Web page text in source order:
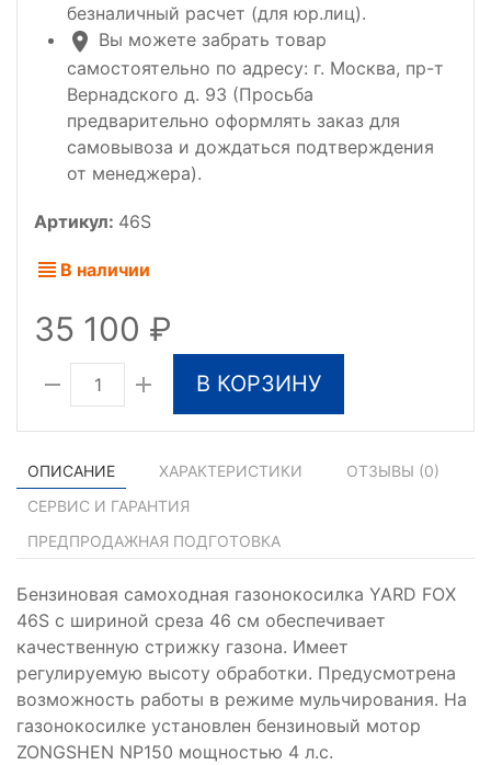
безналичный расчет (для юр.лиц).
Вы можете забрать товар
самостоятельно по адресу: г. Москва, пр-т
Вернадского д. 93 (Просьба
предварительно оформлять заказ для
самовывоза и дождаться подтверждения
от менеджера).
Артикул: 46S
В наличии
35 100
В КОРЗИНУ
ОПИСАНИЕ ХАРАКТЕРИСТИКИ ОТЗЫВЫ (0)
СЕРВИС И ГАРАНТИЯ
ПРЕДПРОДАЖНАЯ ПОДГОТОВКА
Бензиновая самоходная газонокосилка YARD FOX
46S с шириной среза 46 см обеспечивает
качественную стрижку газона. Имеет
регулируемую высоту обработки. Предусмотрена
возможность работы в режиме мульчирования. На
газонокосилке установлен бензиновый мотор
ZONGSHEN NP150 мощностью 4 л.с.